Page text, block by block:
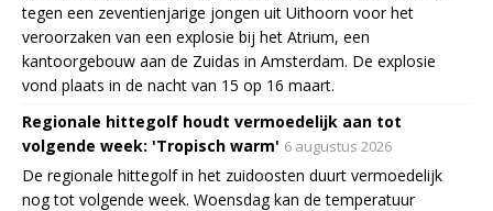
tegen een zeventienjarige jongen uit Uithoorn voor het
veroorzaken van een explosie bij het Atrium, een
kantoorgebouw aan de Zuidas in Amsterdam. De explosie
vond plaats in de nacht van 15 op 16 maart.
Regionale hittegolf houdt vermoedelijk aan tot
volgende week: 'Tropisch warm' 6 augustus 2026
De regionale hittegolf in het zuidoosten duurt vermoedelijk
nog tot volgende week. Woensdag kan de temperatuur